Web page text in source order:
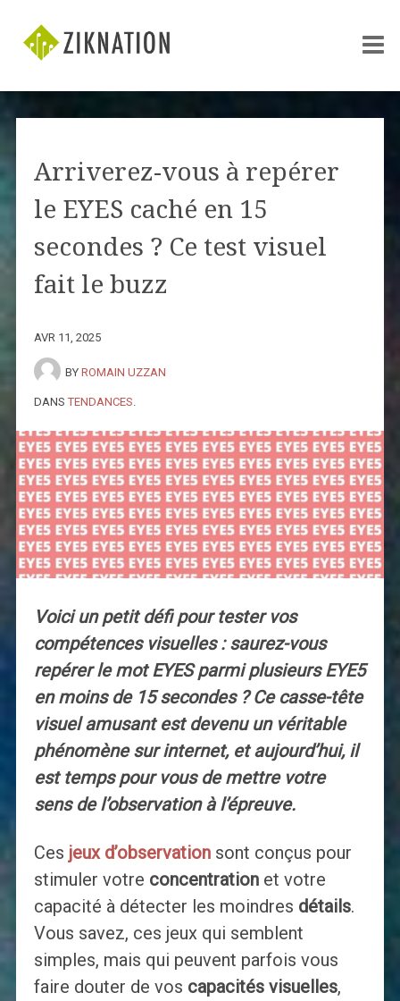
Arriverez-vous à repérer
le EYES caché en 15
secondes ? Ce test visuel
fait le buzz
AVR 11, 2025
BY ROMAIN UZZAN
DANS TENDANCES
Voici un petit défi pour tester vos
compétences visuelles : saurez-vous
repérer le mot EYES parmi plusieurs EYE5
en moins de 15 secondes ? Ce casse-tête
visuel amusant est devenu un véritable
phénomène sur internet, et aujourd’hui, il
est temps pour vous de mettre votre
sens de l’observation à l’épreuve.
Ces jeux d’observationsont conçus pour
stimuler votre concentrationet votre
capacité à détecter les moindres détails.
Vous savez, ces jeux qui semblent
simples, mais qui peuvent parfois vous
faire douter de vos capacités visuelles,